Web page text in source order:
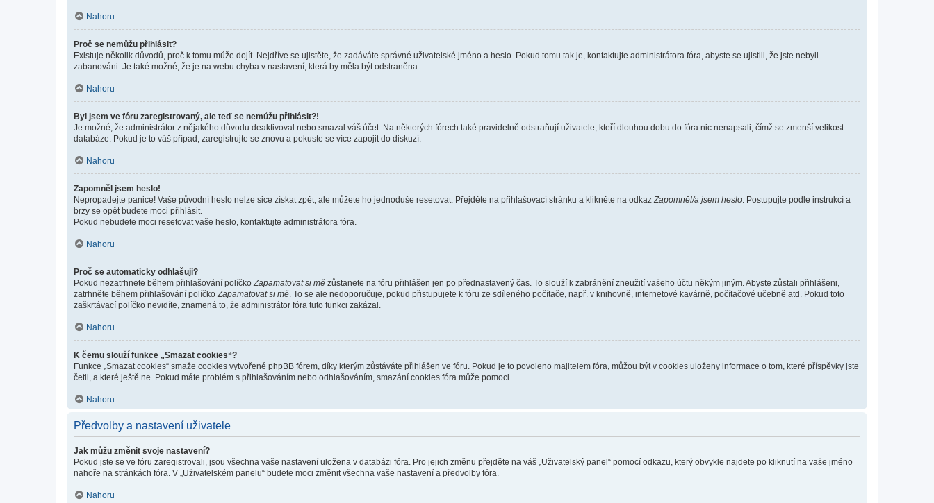
Nahoru
Proč se nemůžu přihlásit?
Existuje několik důvodů, proč k tomu může dojít. Nejdříve se ujistěte, že zadáváte správné uživatelské jméno a heslo. Pokud tomu tak je, kontaktujte administrátora fóra, abyste se ujistili, že jste nebyli
zabanováni. Je také možné, že je na webu chyba v nastavení, která by měla být odstraněna.
Nahoru
Byl jsem ve fóru zaregistrovaný, ale teď se nemůžu přihlásit?!
Je možné, že administrátor z nějakého důvodu deaktivoval nebo smazal váš účet. Na některých fórech také pravidelně odstraňují uživatele, kteří dlouhou dobu do fóra nic nenapsali, čímž se zmenší velikost
databáze. Pokud je to váš případ, zaregistrujte se znovu a pokuste se více zapojit do diskuzí.
Nahoru
Zapomněl jsem heslo!
Nepropadejte panice! Vaše původní heslo nelze sice získat zpět, ale můžete ho jednoduše resetovat. Přejděte na přihlašovací stránku a klikněte na odkaz Zapomněl/a jsem heslo . Postupujte podle instrukcí a
brzy se opět budete moci přihlásit.
Pokud nebudete moci resetovat vaše heslo, kontaktujte administrátora fóra.
Nahoru
Proč se automaticky odhlašuji?
Pokud nezatrhnete během přihlašování políčko Zapamatovat si mě zůstanete na fóru přihlášen jen po přednastavený čas. To slouží k zabránění zneužití vašeho účtu někým jiným. Abyste zůstali přihlášeni,
zatrhněte během přihlašování políčko Zapamatovat si mě . To se ale nedoporučuje, pokud přistupujete k fóru ze sdíleného počítače, např. v knihovně, internetové kavárně, počítačové učebně atd. Pokud toto
zaškrtávací políčko nevidíte, znamená to, že administrátor fóra tuto funkci zakázal.
Nahoru
K čemu slouží funkce „Smazat cookies“?
Funkce „Smazat cookies“ smaže cookies vytvořené phpBB fórem, díky kterým zůstáváte přihlášen ve fóru. Pokud je to povoleno majitelem fóra, můžou být v cookies uloženy informace o tom, které příspěvky jste
četli, a které ještě ne. Pokud máte problém s přihlašováním nebo odhlašováním, smazání cookies fóra může pomoci.
Nahoru
Předvolby a nastavení uživatele
Jak můžu změnit svoje nastavení?
Pokud jste se ve fóru zaregistrovali, jsou všechna vaše nastavení uložena v databázi fóra. Pro jejich změnu přejděte na váš „Uživatelský panel“ pomocí odkazu, který obvykle najdete po kliknutí na vaše jméno
nahoře na stránkách fóra. V „Uživatelském panelu“ budete moci změnit všechna vaše nastavení a předvolby fóra.
Nahoru